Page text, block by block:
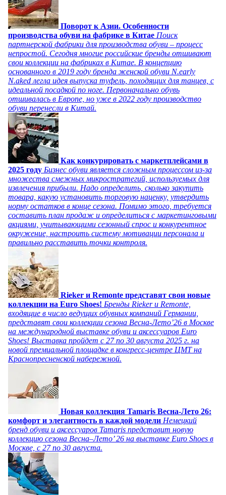
Поворот к Азии. Особенности
производства обуви на фабрике в Китае Поиск
партнерской фабрики для производства обуви – процесс
непростой. Сегодня многие российские бренды отшивают
свои коллекции на фабриках в Китае. В концепцию
основанного в 2019 году бренда женской обуви N.early
N.aked легла идея выпуска туфель, походящих для танцев, с
идеальной посадкой по ноге. Первоначально обувь
отшивалась в Европе, но уже в 2022 году производство
обуви перенесли в Китай.
Как конкурировать с маркетплейсами в
2025 году Бизнес обуви является сложным процессом из-за
множества смежных микростратегий, используемых для
извлечения прибыли. Надо определить, сколько закупить
товара, какую установить торговую наценку, утвердить
норму остатков в конце сезона. Помимо этого, требуется
составить план продаж и определиться с маркетинговыми
акциями, учитывающими сезонный спрос и конкурентное
окружение, настроить систему мотивации персонала и
правильно расставить точки контроля.
Rieker и Remonte представят свои новые
коллекции на Euro Shoes! Бренды Rieker и Remonte,
входящие в число ведущих обувных компаний Германии,
представят свои коллекции сезона Весна-Лето’26 в Москве
на международной выставке обуви и аксессуаров Euro
Shoes! Выставка пройдет c 27 по 30 августа 2025 г. на
новой премиальной площадке в конгресс-центре ЦМТ на
Краснопресненской набережной.
Новая коллекция Tamaris Весна-Лето 26:
комфорт и элегантность в каждой модели Немецкий
бренд обуви и аксессуаров Tamaris представит новую
коллекцию сезона Весна–Лето’ 26 на выставке Euro Shoes в
Москве, с 27 по 30 августа.